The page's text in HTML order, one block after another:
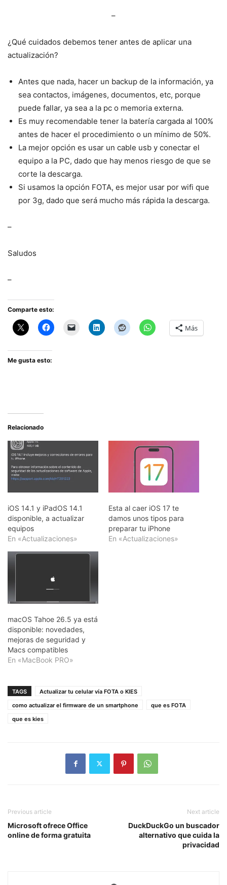
–
¿Qué cuidados debemos tener antes de aplicar una
actualización?
Antes que nada, hacer un backup de la información, ya
sea contactos, imágenes, documentos, etc, porque
puede fallar, ya sea a la pc o memoria externa.
Es muy recomendable tener la batería cargada al 100%
antes de hacer el procedimiento o un mínimo de 50%.
La mejor opción es usar un cable usb y conectar el
equipo a la PC, dado que hay menos riesgo de que se
corte la descarga.
Si usamos la opción FOTA, es mejor usar por wifi que
por 3g, dado que será mucho más rápida la descarga.
–
Saludos
–
Comparte esto:
Más
Me gusta esto:
Relacionado
iOS 14.1 y iPadOS 14.1
disponible, a actualizar
equipos
En «Actualizaciones»
Esta al caer iOS 17 te
damos unos tipos para
preparar tu iPhone
En «Actualizaciones»
macOS Tahoe 26.5 ya está
disponible: novedades,
mejoras de seguridad y
Macs compatibles
En «MacBook PRO»
TAGS
Actualizar tu celular vía FOTA o KIES
como actualizar el firmware de un smartphone
que es FOTA
que es kies
Previous article
Microsoft ofrece Office
online de forma gratuita
Next article
DuckDuckGo un buscador
alternativo que cuida la
privacidad